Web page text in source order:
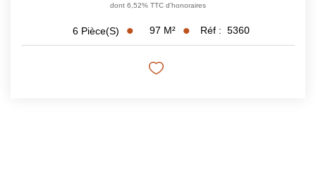
dont 6,52% TTC d'honoraires
6 Pièce(s) 97 M² Réf : 5360